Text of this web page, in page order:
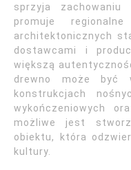
sprzyja zachowaniu
promuje
architektonicznych
dostawcami i
większą
drewno może być
konstrukcjach
wykończeniowych
możliwe jest
obiektu, która
kultury.